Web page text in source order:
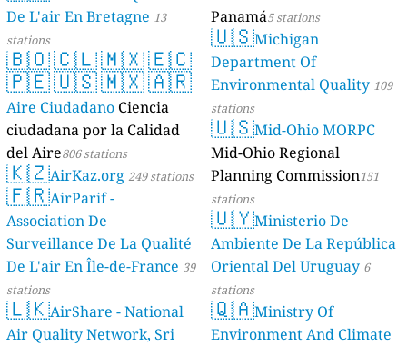
De L'air En Bretagne 13
stations
🇧🇴🇨🇱🇲🇽🇪🇨
🇵🇪🇺🇸🇲🇽🇦🇷
Aire Ciudadano Ciencia
ciudadana por la Calidad
del Aire806 stations
🇰🇿AirKaz.org 249 stations
🇫🇷AirParif -
Association De
Surveillance De La Qualité
De L'air En Île-de-France 39
stations
🇱🇰AirShare - National
Air Quality Network, Sri
Panamá5 stations
🇺🇸Michigan
Department Of
Environmental Quality 109
stations
🇺🇸Mid-Ohio MORPC
Mid-Ohio Regional
Planning Commission151
stations
🇺🇾Ministerio De
Ambiente De La República
Oriental Del Uruguay 6
stations
🇶🇦Ministry Of
Environment And Climate